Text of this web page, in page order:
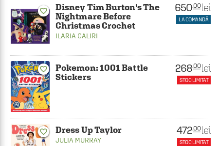
favorite_border
Disney Tim Burton's The
Nightmare Before
Christmas Crochet
ILARIA CALIRI
650.00 lei
LA COMANDĂ
favorite_border
Pokemon: 1001 Battle
Stickers
268.00 lei
STOC LIMITAT
favorite_border Dress Up Taylor
JULIA MURRAY
472.00 lei
STOC LIMITAT